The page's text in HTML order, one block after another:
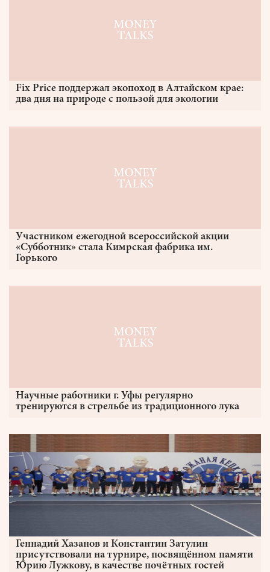
Fix Price поддержал экопоход в Алтайском крае:
два дня на природе с пользой для экологии
Участником ежегодной всероссийской акции
«Субботник» стала Кимрская фабрика им.
Горького
Научные работники г. Уфы регулярно
тренируются в стрельбе из традиционного лука
Геннадий Хазанов и Константин Затулин
присутствовали на турнире, посвящённом памяти
Юрию Лужкову, в качестве почётных гостей